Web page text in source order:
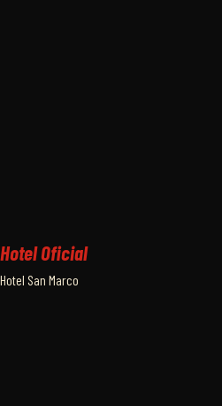
Hotel Oficial
Hotel San Marco